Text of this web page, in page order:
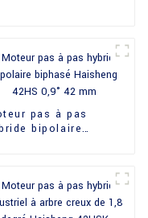
pas à pas
bipolaire